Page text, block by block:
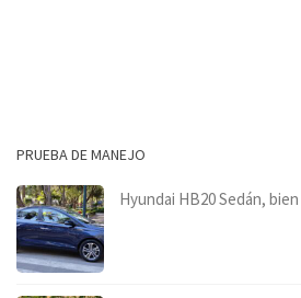
PRUEBA DE MANEJO
Hyundai HB20 Sedán,